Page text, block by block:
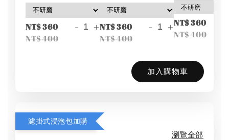
NT$ 360
NT$ 400
- +NT$ 360
NT$ 400
- +NT$ 360
NT$ 400
加入購物車
濾掛式浸泡包加購
瀏覽全部